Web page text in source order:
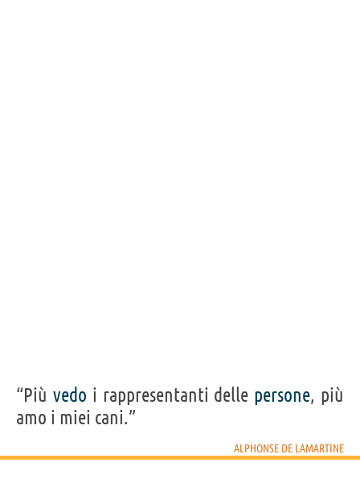
“Più vedo i rappresentanti delle persone, più
amo i miei cani.”
ALPHONSE DE LAMARTINE